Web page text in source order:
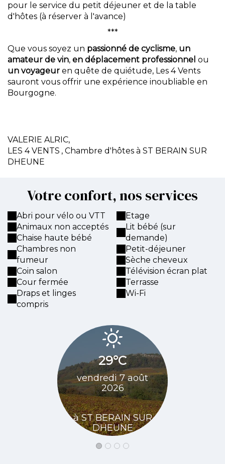
pour le service du petit déjeuner et de la table
d'hôtes (à réserver à l'avance)
***
Que vous soyez un passionné de cyclisme, un
amateur de vin, en déplacement professionnel ou
un voyageur en quête de quiétude, Les 4 Vents
sauront vous offrir une expérience inoubliable en
Bourgogne.
VALERIE ALRIC,
LES 4 VENTS , Chambre d'hôtes à ST BERAIN SUR
DHEUNE
Votre confort, nos services
Abri pour vélo ou VTT
Animaux non acceptés
Chaise haute bébé
Chambres non
fumeur
Coin salon
Cour fermée
Draps et linges
compris
Etage
Lit bébé (sur
demande)
Petit-déjeuner
Sèche cheveux
Télévision écran plat
Terrasse
Wi-Fi
29°C
vendredi 7 août
2026
à ST BERAIN SUR
DHEUNE